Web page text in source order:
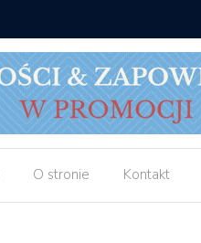
O stronie Kontakt